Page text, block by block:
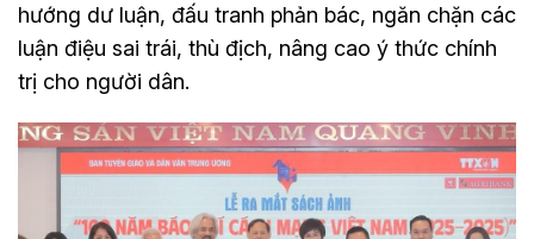
hướng dư luận, đấu tranh phản bác, ngăn chặn các
luận điệu sai trái, thù địch, nâng cao ý thức chính
trị cho người dân.